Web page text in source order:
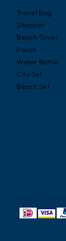
Travel Bag
Shopper
Beach Towel
Pouch
Water Bottle
City Set
Beach Set